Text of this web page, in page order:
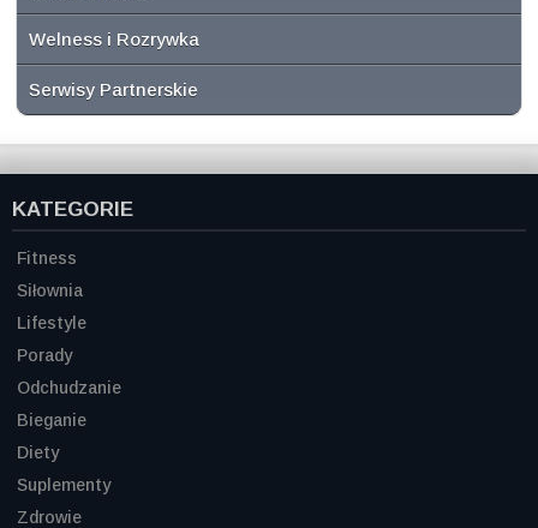
Welness i Rozrywka
Serwisy Partnerskie
KATEGORIE
Fitness
Siłownia
Lifestyle
Porady
Odchudzanie
Bieganie
Diety
Suplementy
Zdrowie